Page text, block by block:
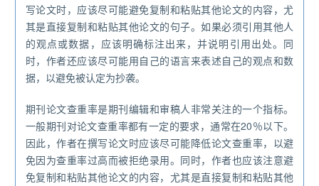
写论文时，应该尽可能避免复制和粘贴其他论文的内容，尤
其是直接复制和粘贴其他论文的句子。如果必须引用其他人
的观点或数据，应该明确标注出来，并说明引用出处。同
时，作者还应该尽可能用自己的语言来表述自己的观点和数
据，以避免被认定为抄袭。
期刊论文查重率是期刊编辑和审稿人非常关注的一个指标。
一般期刊对论文查重率都有一定的要求，通常在20％以下。
因此，作者在撰写论文时应该尽可能降低论文查重率，以避
免因为查重率过高而被拒绝录用。同时，作者也应该注意避
免复制和粘贴其他论文的内容，尤其是直接复制和粘贴其他